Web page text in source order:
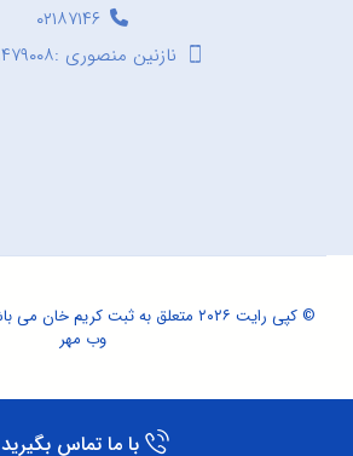
۰۲۱۸۷۱۴۶
نازنین منصوری :۰۹۱۲۸۴۷۹۰۰۸
© کپی رایت ۲۰۲۶ متعلق به ثبت کریم خان می باشد.
وب مهر
با ما تماس بگیرید